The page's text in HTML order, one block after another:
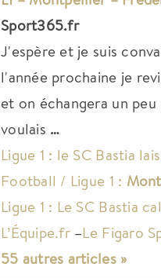
Sport365.fr
J'espère et je suis
l'année prochaine je
et on échangera un
voulais …
Ligue 1 : le SC Bastia
Football / Ligue 1 :
Ligue 1 : Le SC Bastia
L’Équipe.fr–Le Figaro
55 autres articles »